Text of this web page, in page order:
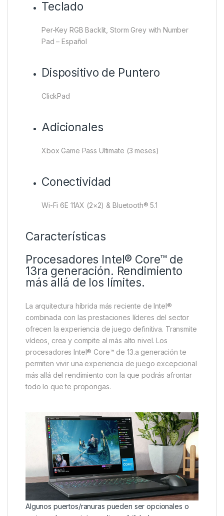
Teclado
Per-Key RGB Backlit, Storm Grey with Number
Pad – Español
Dispositivo de Puntero
ClickPad
Adicionales
Xbox Game Pass Ultimate (3 meses)
Conectividad
Wi-Fi 6E 11AX (2×2) & Bluetooth® 5.1
Características
Procesadores Intel® Core™ de
13ra generación. Rendimiento
más allá de los límites.
La arquitectura híbrida más reciente de Intel®
combinada con las prestaciones líderes del sector
ofrecen la experiencia de juego definitiva. Transmite
vídeos, crea y compite al más alto nivel. Los
procesadores Intel® Core™ de 13.a generación te
permiten vivir una experiencia de juego excepcional
más allá del rendimiento con la que podrás afrontar
todo lo que te propongas.
Algunos puertos/ranuras pueden ser opcionales o